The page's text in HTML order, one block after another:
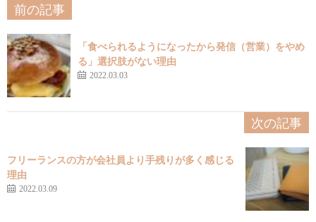
前の記事
「食べられるようになったから発信（営業）をやめ
る」選択肢がない理由
2022.03.03
次の記事
フリーランスの方が会社員より手残りが多く感じる
理由
2022.03.09